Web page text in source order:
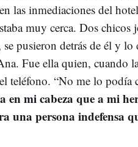
las inmediaciones del
muy cerca. Dos chicos
pusieron detrás de él y
Fue ella quien, cuando
teléfono. “No me lo podía
en mi cabeza que a mi
una persona indefensa